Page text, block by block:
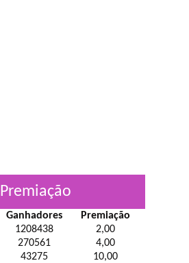
Premiação
Ganhadores
Premiação
1208438
2,00
270561
4,00
43275
10,00